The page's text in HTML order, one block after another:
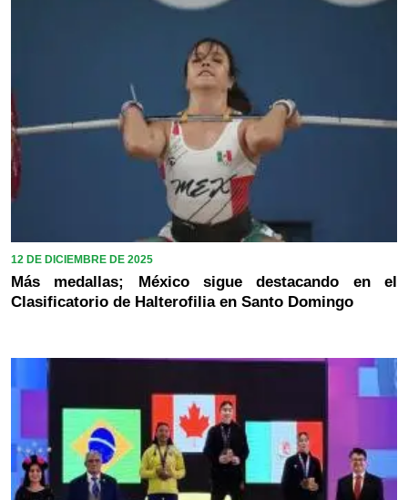
12 DE DICIEMBRE DE 2025
Más medallas; México sigue destacando en el
Clasificatorio de Halterofilia en Santo Domingo